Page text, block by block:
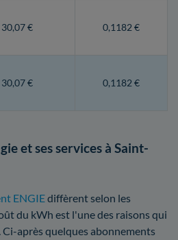
30,07 € 0,1182 €
30,07 € 0,1182 €
et ses services à Saint-
ENGIEdiffèrent selon les
du kWh est l'une des raisons qui
après quelques abonnements